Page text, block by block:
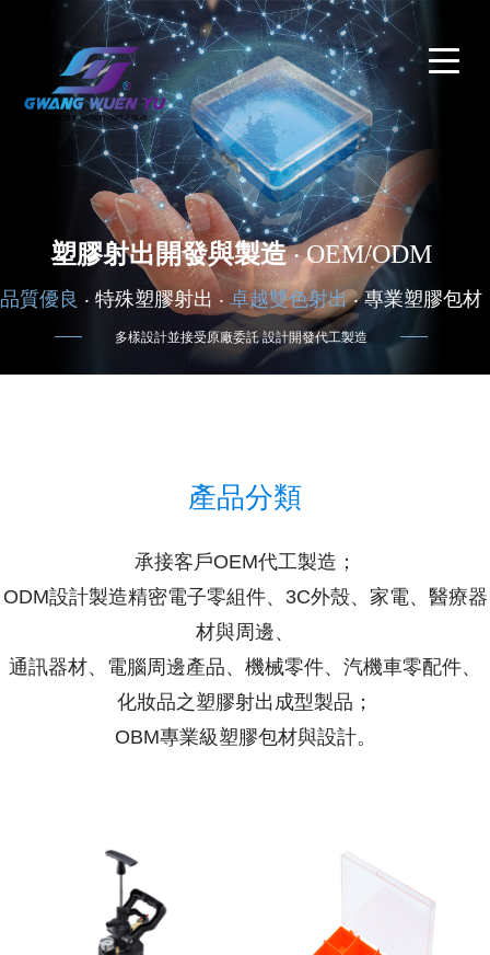
塑膠射出開發與製造‧ OEM/ODM
品質優良 ‧ 特殊塑膠射出 ‧ 卓越雙色射出‧ 專業塑膠包材
多樣設計並接受原廠委託 設計開發代工製造
產品分類
承接客戶OEM代工製造；
ODM設計製造精密電子零組件、3C外殼、家電、醫療器
材與周邊、
通訊器材、電腦周邊產品、機械零件、汽機車零配件、
化妝品之塑膠射出成型製品；
OBM專業級塑膠包材與設計。